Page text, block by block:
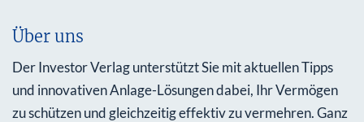
Über uns
Der Investor Verlag unterstützt Sie mit aktuellen Tipps
und innovativen Anlage-Lösungen dabei, Ihr Vermögen
zu schützen und gleichzeitig effektiv zu vermehren. Ganz